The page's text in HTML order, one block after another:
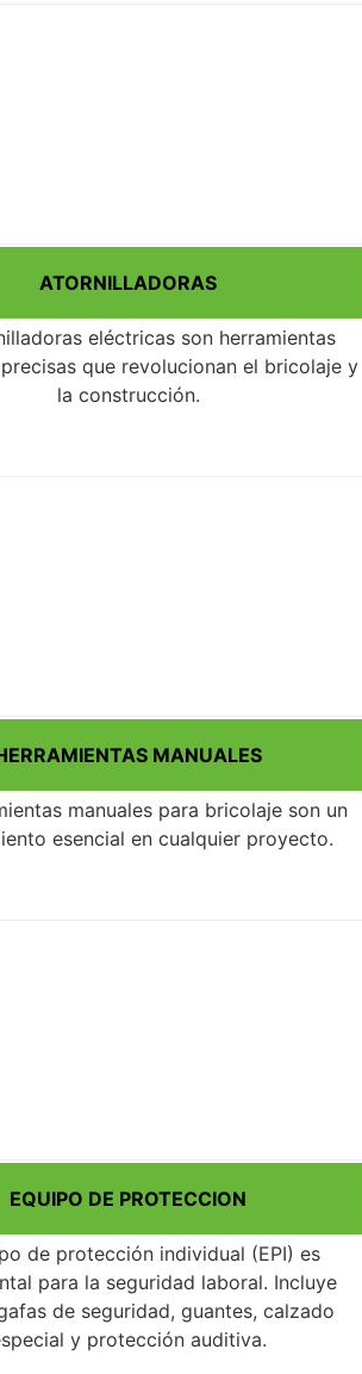
ATORNILLADORAS
eléctricas son herramientas
que revolucionan el bricolaje y
la construcción.
MANUALES
manuales para bricolaje son un
esencial en cualquier proyecto.
EQUIPO DE PROTECCION
de protección individual (EPI) es
para la seguridad laboral. Incluye
de seguridad, guantes, calzado
y protección auditiva.